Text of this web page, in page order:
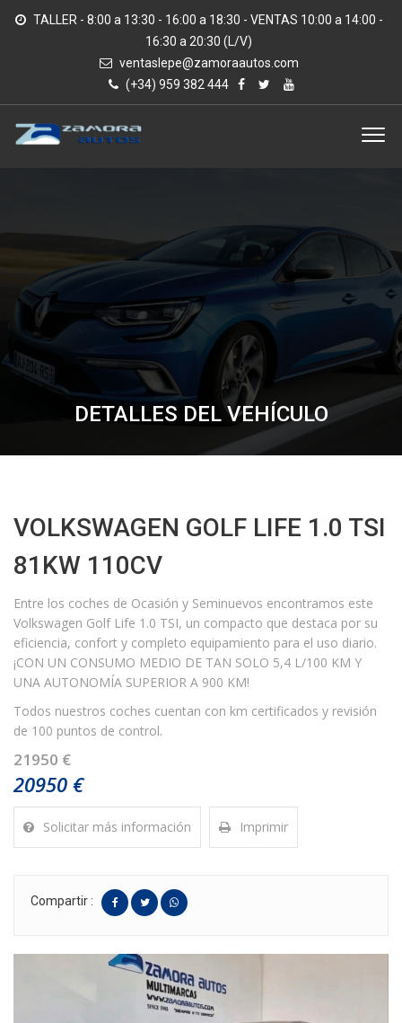
TALLER - 8:00 a 13:30 - 16:00 a 18:30 - VENTAS 10:00 a 14:00 -
16:30 a 20:30 (L/V)
ventaslepe@zamoraautos.com
(+34) 959 382 444
DETALLES DEL VEHÍCULO
VOLKSWAGEN GOLF LIFE 1.0 TSI
81KW 110CV
Entre los coches de Ocasión y Seminuevos encontramos este
Volkswagen Golf Life 1.0 TSI, un compacto que destaca por su
eficiencia, confort y completo equipamiento para el uso diario.
¡CON UN CONSUMO MEDIO DE TAN SOLO 5,4 L/100 KM Y
UNA AUTONOMÍA SUPERIOR A 900 KM!
Todos nuestros coches cuentan con km certificados y revisión
de 100 puntos de control.
21950 €
20950 €
Solicitar más información Imprimir
Compartir :